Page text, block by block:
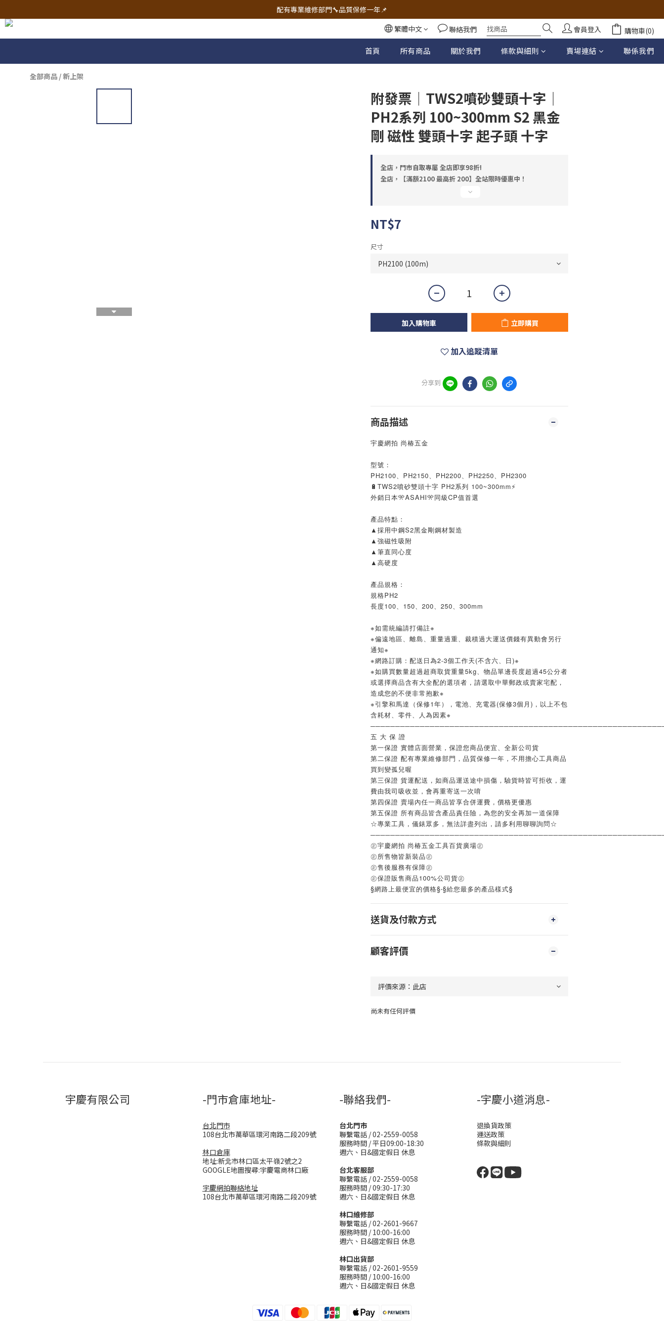
🔧電動工具&五金唯一首選 宇慶五金網拍🔧
配有專業維修部門🔧品質保修一年📌
🔧電動工具&五金唯一首選 宇慶五金網拍🔧繁體中文 聯絡我們 會員登入 購物車(0)
首頁 所有商品 關於我們 條款與細則 賣場連結 聯係我們
全部商品 /新上架
附發票｜TWS2噴砂雙頭十字｜
PH2系列 100~300mm S2 黑金
剛 磁性 雙頭十字 起子頭 十字
全店，門市自取專屬 全店即享98折!
全店，【滿額2100 最高折 200】全站限時優惠中！
NT$7
尺寸
加入購物車 立即購買
加入追蹤清單
分享到
商品描述
宇慶網拍 尚椿五金
型號：
PH2100、PH2150、PH2200、PH2250、PH2300
🔋TWS2噴砂雙頭十字 PH2系列 100~300mm⚡
外銷日本🎌ASAHI🎌同級CP值首選
產品特點：
▲採用中鋼S2黑金剛鋼材製造
▲強磁性吸附
▲筆直同心度
▲高硬度
產品規格：
規格PH2
長度100、150、200、250、300mm
※如需統編請打備註※
※偏遠地區、離島、重量過重、裁積過大運送價錢有異動會另行
通知※
※網路訂購：配送日為2-3個工作天(不含六、日)※
※如購買數量超過超商取貨重量5kg、物品單邊長度超過45公分者
或選擇商品含有大全配的選項者，請選取中華郵政或賣家宅配，
造成您的不便非常抱歉※
※引擎和馬達（保修1年），電池、充電器(保修3個月)，以上不包
含耗材、零件、人為因素※
五 大 保 證
第一保證 實體店面營業，保證您商品便宜、全新公司貨
第二保證 配有專業維修部門，品質保修一年，不用擔心工具商品
買到變孤兒喔
第三保證 貨運配送，如商品運送途中損傷，驗貨時皆可拒收，運
費由我司吸收並，會再重寄送一次唷
第四保證 賣場內任一商品皆享合併運費，價格更優惠
第五保證 所有商品皆含產品責任險，為您的安全再加一道保障
☆專業工具，儀錶眾多，無法詳盡列出，請多利用聊聊詢問☆
㊣宇慶網拍 尚椿五金工具百貨廣場㊣
㊣所售物皆新裝品㊣
㊣售後服務有保障㊣
㊣保證販售商品100%公司貨㊣
§網路上最便宜的價格§‧§給您最多的產品樣式§
送貨及付款方式
顧客評價
尚未有任何評價
立即購買
宇慶有限公司 -門市倉庫地址-
台北門市
108台北市萬華區環河南路二段209號
林口倉庫
地址:新北市林口區太平嶺2號之2
GOOGLE地圖搜尋:宇慶電商林口廠
宇慶網拍聯絡地址
108台北市萬華區環河南路二段209號
-聯絡我們-
台北門市
聯繫電話 / 02-2559-0058
服務時間 / 平日09:00-18:30
週六、日&國定假日 休息
台北客服部
聯繫電話 / 02-2559-0058
服務時間 / 09:30-17:30
週六、日&國定假日 休息
林口維修部
聯繫電話 / 02-2601-9667
服務時間 / 10:00-16:00
週六、日&國定假日 休息
林口出貨部
聯繫電話 / 02-2601-9559
服務時間 / 10:00-16:00
週六、日&國定假日 休息
-宇慶小道消息-
退換貨政策
運送政策
條款與細則